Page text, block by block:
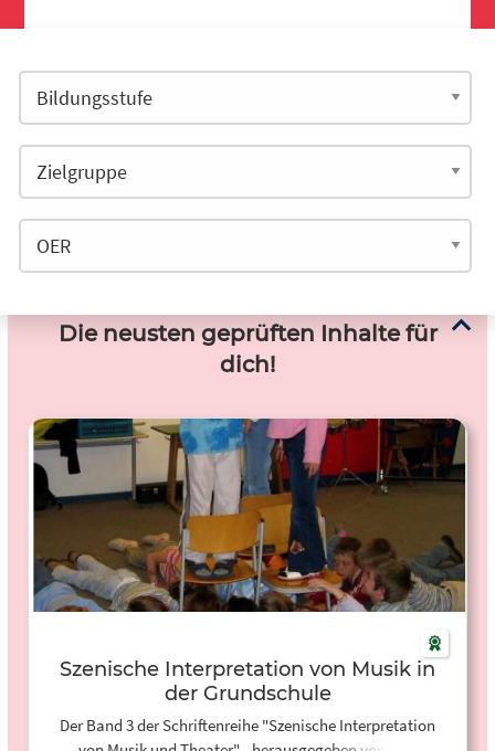
Die neusten geprüften Inhalte für
dich!
Szenische Interpretation von Musik in
der Grundschule
Der Band 3 der Schriftenreihe "Szenische Interpretation